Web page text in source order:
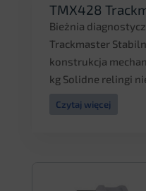
TMX428
Bieżnia
Trackmaster
konstrukcja
kg Solidne relingi
Czytaj więcej